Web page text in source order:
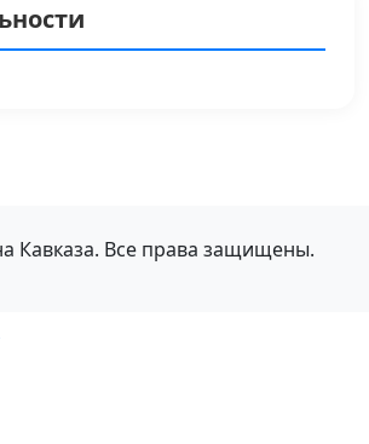
Кавказа. Все права защищены.